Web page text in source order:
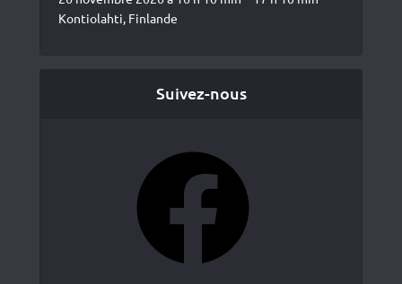
Kontiolahti, Finlande
Suivez-nous